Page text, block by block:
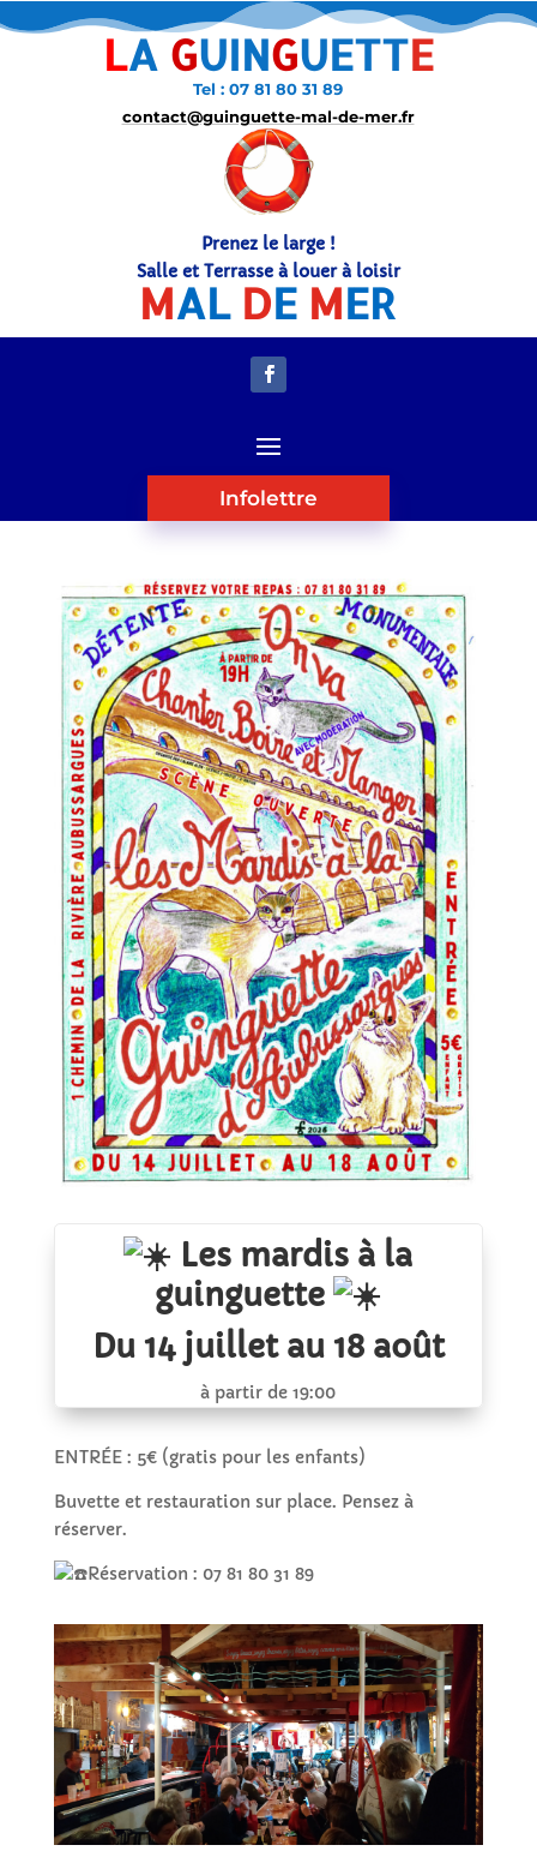
LA GUINGUETTE
Tel : 07 81 80 31 89
contact@guinguette-mal-de-mer.fr
Prenez le large !
Salle et Terrasse à louer à loisir
MAL DE MER
Infolettre
Les mardis à la
guinguette
Du 14 juillet au 18 août
à partir de 19:00
ENTRÉE : 5€ (gratis pour les enfants)
Buvette et restauration sur place. Pensez à
réserver.
Réservation : 07 81 80 31 89